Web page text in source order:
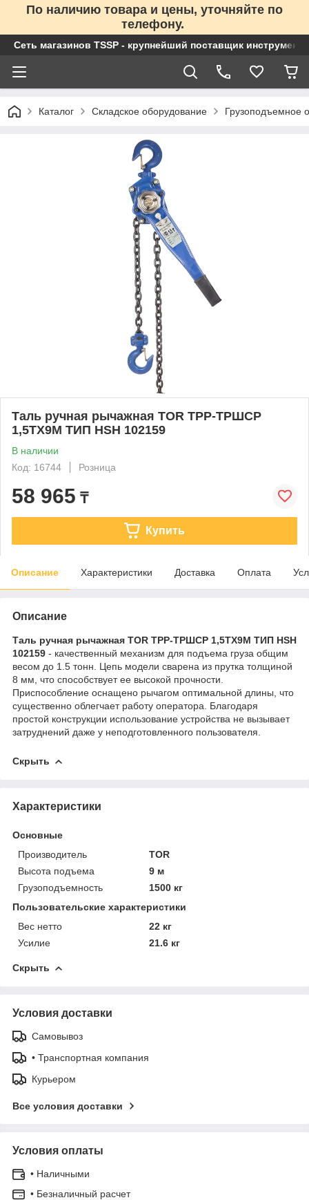
По наличию товара и цены, уточняйте по
телефону.
Сеть магазинов TSSP - крупнейший поставщик
Каталог Складское оборудование Грузоподъемное
Таль ручная рычажная TOR ТРР-ТРШСР
1,5ТХ9М ТИП HSH 102159
В наличии
Код: 16744
Розница
58 965 ₸
Купить
Описание Характеристики Доставка Оплата
Описание
Таль ручная рычажная TOR ТРР-ТРШСР 1,5ТХ9М ТИП HSH
102159 - качественный механизм для подъема груза общим
весом до 1.5 тонн. Цепь модели сварена из прутка толщиной
8 мм, что способствует ее высокой прочности.
Приспособление оснащено рычагом оптимальной длины, что
существенно облегчает работу оператора. Благодаря
простой конструкции использование устройства не вызывает
затруднений даже у неподготовленного пользователя.
Скрыть
Характеристики
Основные
Производитель
TOR
Высота подъема
9 м
Грузоподъемность
1500 кг
Пользовательские характеристики
Вес нетто
22 кг
Усилие
21.6 кг
Скрыть
Условия доставки
Самовывоз
• Транспортная компания
Курьером
Все условия доставки
Условия оплаты
• Наличными
• Безналичный расчет